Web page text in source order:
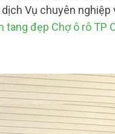
Vụ chuyên nghiệp
tang đẹp Chợ ô rô TP